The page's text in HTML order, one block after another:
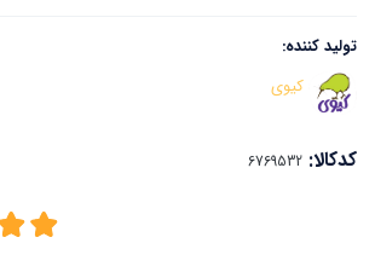
تولید کننده:
کیوی
کدکالا: